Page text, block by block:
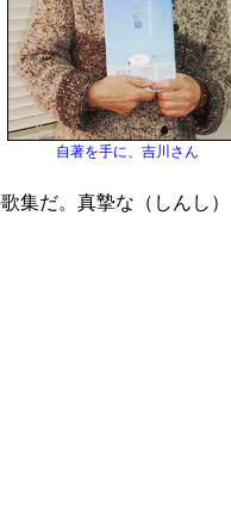
自著を手に、吉川さん
集だ。真摯な（しんし）